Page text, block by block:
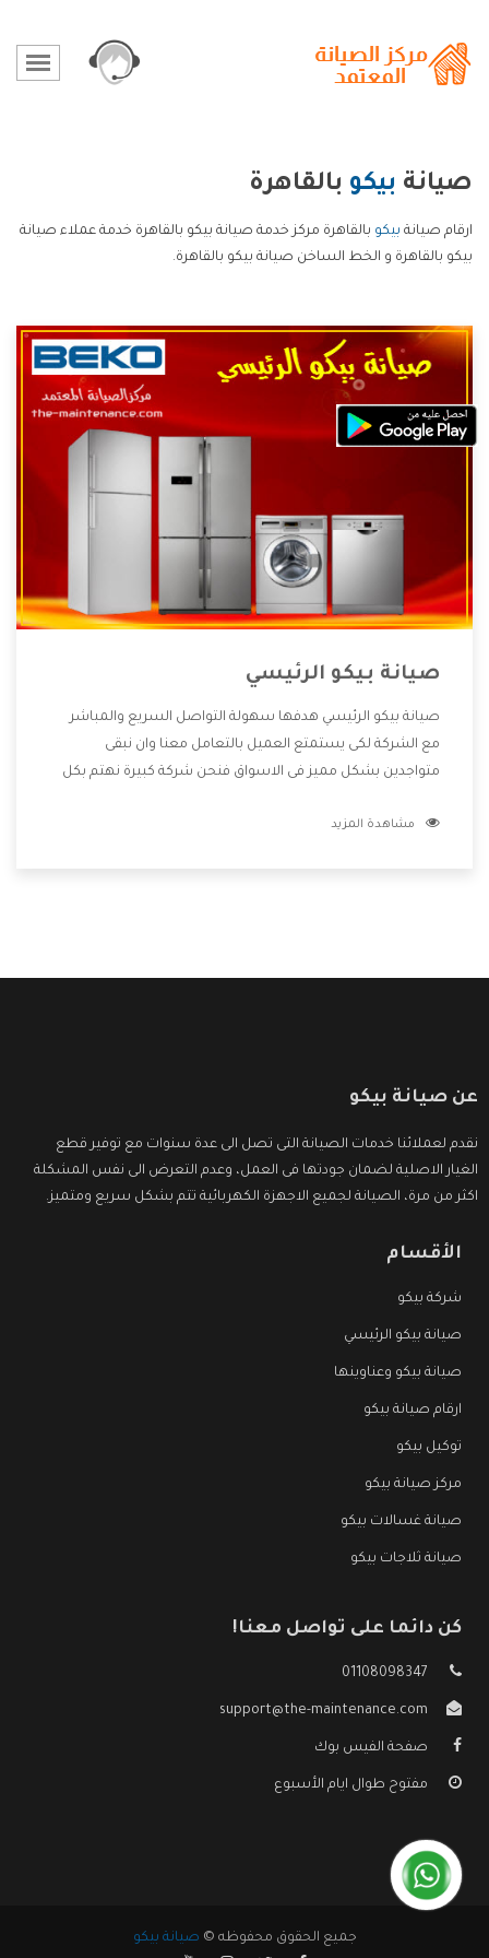
صيانة بيكو بالقاهرة
ارقام صيانة بيكو بالقاهرة مركز خدمة صيانة بيكو بالقاهرة خدمة عملاء صيانة
بيكو بالقاهرة و الخط الساخن صيانة بيكو بالقاهرة.
صيانة بيكو الرئيسي
صيانة بيكو الرئيسي هدفها سهولة التواصل السريع والمباشر
مع الشركة لكى يستمتع العميل بالتعامل معنا وان نبقى
متواجدين بشكل مميز فى الاسواق فنحن شركة كبيرة نهتم بكل
الشركة بها والتى تكون منها خدمة الصيانة التى تكون من أهم
مشاهدة المزيد
عن صيانة بيكو
نقدم لعملائنا خدمات الصيانة التى تصل الى عدة سنوات مع توفير قطع
الغيار الاصلية لضمان جودتها فى العمل، وعدم التعرض الى نفس المشكلة
اكثر من مرة، الصيانة لجميع الاجهزة الكهربائية تتم بشكل سريع ومتميز.
الأقسام
شركة بيكو
صيانة بيكو الرئيسي
صيانة بيكو وعناوينها
ارقام صيانة بيكو
توكيل بيكو
مركز صيانة بيكو
صيانة غسالات بيكو
صيانة ثلاجات بيكو
كن دائما على تواصل معنا!
01108098347
support@the-maintenance.com
صفحة الفيس بوك
مفتوح طوال ايام الأسبوع
جميع الحقوق محفوظه © صيانة بيكو